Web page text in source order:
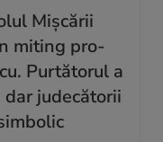
Mișcării
miting pro-
Purtătorul a
judecătorii